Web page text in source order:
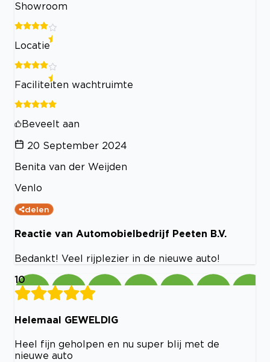
Showroom
Locatie
Faciliteiten wachtruimte
Beveelt aan
20 September 2024
Benita van der Weijden
Venlo
delen
Reactie van Automobielbedrijf Peeten B.V.
Bedankt! Veel rijplezier in de nieuwe auto!
10
Helemaal GEWELDIG
Heel fijn geholpen en nu super blij met de
nieuwe auto